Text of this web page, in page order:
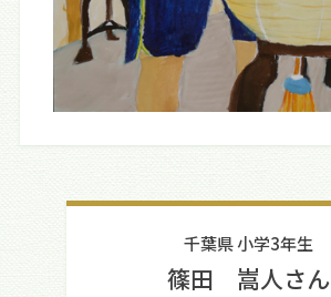
千葉県 小学3年生
篠田 嵩人さん